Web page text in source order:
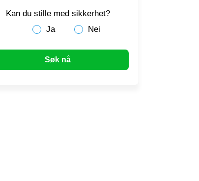
Kan du stille med sikkerhet?
Ja
Nei
Søk nå